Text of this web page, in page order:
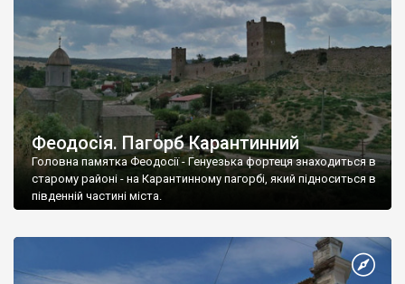
Феодосія. Пагорб Карантинний
Головна памятка Феодосії - Генуезька фортеця знаходиться в
старому районі - на Карантинному пагорбі, який підноситься в
південній частині міста.